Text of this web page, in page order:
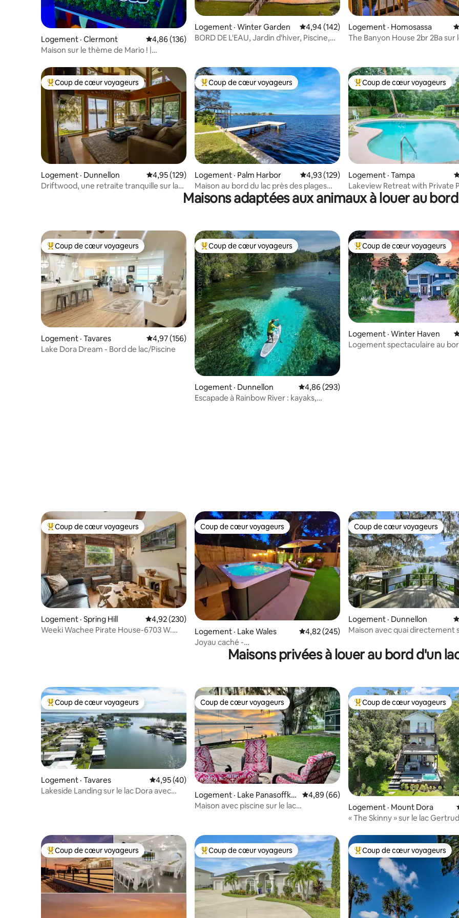
Logement · Clermont Note moyenne de 4,86 sur 5, 136 commentaires
4,86 (136)
Maison sur le thème de Mario ! |
Logement · Winter Garden Note moyenne de 4,94 sur 5, 142
4,94 (142)
BORD DE L'EAU, Jardin d'hiver, Piscine,
Logement · Homosassa
The Banyon House 2br 2Ba sur
Coup de cœur voyageurs parmi les plus aimés
Coup de cœur voyageurs
Logement · Dunnellon Note moyenne de 4,95 sur 5, 129 commentaires
4,95 (129)
Driftwood, une retraite tranquille sur la
Coup de cœur voyageurs parmi les plus aimés
Coup de cœur voyageurs
Logement · Palm Harbor Note moyenne de 4,93 sur 5, 129
4,93 (129)
Maison au bord du lac près des plages
avec vue sur l'eau, animaux acceptés
Coup de cœur voyageurs
Coup de cœur voyageurs
Logement · Tampa
Lakeview Retreat with Private
Perfect Getaway
Maisons adaptées aux animaux à louer au
Coup de cœur voyageurs parmi les plus aimés
Coup de cœur voyageurs
Logement · Tavares Note moyenne de 4,97 sur 5, 156 commentaires
4,97 (156)
Lake Dora Dream - Bord de lac/Piscine
Coup de cœur voyageurs parmi les plus aimés
Coup de cœur voyageurs
Logement · Dunnellon Note moyenne de 4,86 sur 5, 293
4,86 (293)
Escapade à Rainbow River : kayaks,
Coup de cœur voyageurs
Coup de cœur voyageurs
Logement · Winter Haven
Logement spectaculaire au
Coup de cœur voyageurs parmi les plus aimés
Coup de cœur voyageurs
Logement · Spring Hill Note moyenne de 4,92 sur 5, 230 commentaires
4,92 (230)
Weeki Wachee Pirate House-6703 W.
Coup de cœur voyageurs
Coup de cœur voyageurs
Logement · Lake Wales Note moyenne de 4,82 sur 5, 245
4,82 (245)
Joyau caché -
Jacuzzi/Foyer/Hamac/Espace barbecue
Coup de cœur voyageurs
Coup de cœur voyageurs
Logement · Dunnellon
Maison avec quai directement
Maisons privées à louer au bord d'un
Coup de cœur voyageurs parmi les plus aimés
Coup de cœur voyageurs
Logement · Tavares Note moyenne de 4,95 sur 5, 40 commentaires
4,95 (40)
Lakeside Landing sur le lac Dora avec
Coup de cœur voyageurs
Coup de cœur voyageurs
Logement · Lake Panasoffke
e
Note moyenne de 4,89 sur 5, 66
4,89 (66)
Maison avec piscine sur le lac
Coup de cœur voyageurs
Coup de cœur voyageurs
Logement · Mount Dora
« The Skinny » sur le lac
Coup de cœur voyageurs parmi les plus aimés
Coup de cœur voyageurs Coup de cœur voyageurs parmi les plus aimés
Coup de cœur voyageurs Coup de cœur voyageurs
Coup de cœur voyageurs